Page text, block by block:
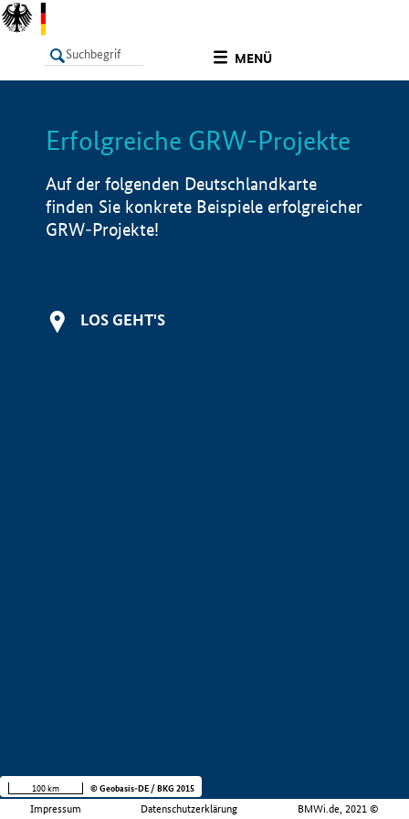
MENÜ
LISTE Info
Erfolgreiche GRW-Projekte
Auf der folgenden Deutschlandkarte
finden Sie konkrete Beispiele erfolgreicher
GRW-Projekte!
LOS GEHT'S
Impressum Datenschutzerklärung BMWi.de, 2021 ©
100 km © Geobasis-DE / BKG 2015